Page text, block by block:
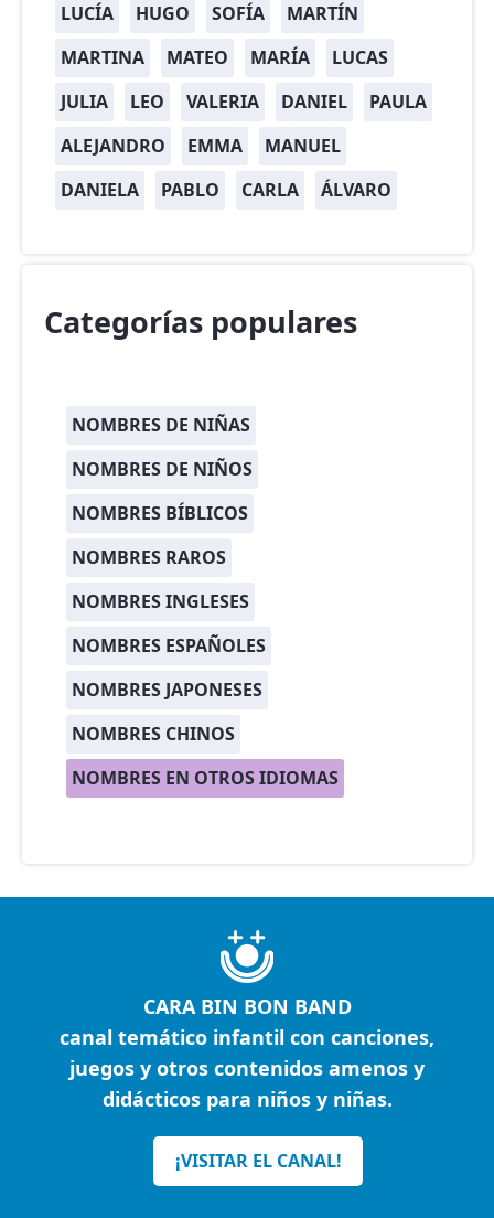
LUCÍA HUGO SOFÍA
MARTÍN
MARTINA
MATEO MARÍA
LUCAS
JULIA
LEO VALERIA DANIEL
PAULA
ALEJANDRO
EMMA
MANUEL
DANIELA
PABLO CARLA ÁLVARO
Categorías populares
NOMBRES DE NIÑAS
NOMBRES DE NIÑOS
NOMBRES BÍBLICOS
NOMBRES RAROS
NOMBRES INGLESES
NOMBRES ESPAÑOLES
NOMBRES JAPONESES
NOMBRES CHINOS
NOMBRES EN OTROS IDIOMAS
CARA BIN BON BAND
canal temático infantil con canciones,
juegos y otros contenidos amenos y
didácticos para niños y niñas.
¡VISITAR EL CANAL!